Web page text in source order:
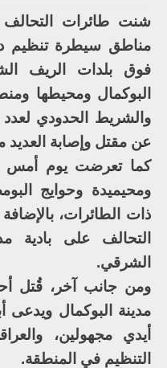
شنت طائرات
مناطق سيطرة تنظيم
فوق بلدات الريف
البوكمال ومحيطها
والشريط الحدودي
عن مقتل وإصابة العديد
كما تعرضت يوم أمس
ومحيميدة وحوايج
ذات الطائرات،
التحالف على بادية
الشرقي.
ومن جانب آخر، قُتل
مدينة البوكمال ويدعى
أيدي مجهولين،
التنظيم في المنطقة.